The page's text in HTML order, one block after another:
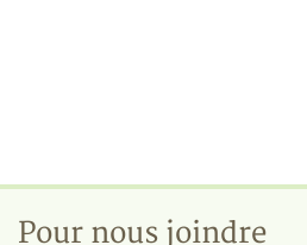
Pour nous joindre